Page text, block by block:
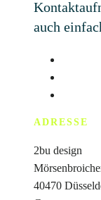
auch
ADRESSE
2bu design
40470